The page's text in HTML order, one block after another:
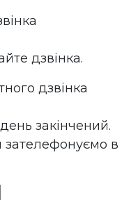
дзвінка.
дзвінка
закінчений.
зателефонуємо в